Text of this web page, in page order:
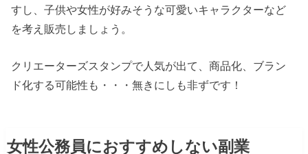
すし、子供や女性が好みそうな可愛いキャラクターなど
を考え販売しましょう。
クリエーターズスタンプで人気が出て、商品化、ブラン
ド化する可能性も・・・無きにしも非ずです！
女性公務員におすすめしない副業